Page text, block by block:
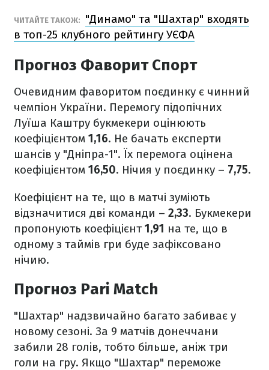
ЧИТАЙТЕ ТАКОЖ:
"Динамо" та "Шахтар" входять
в топ-25 клубного рейтингу УЄФА
Прогноз Фаворит Спорт
Очевидним фаворитом поєдинку є чинний
чемпіон України. Перемогу підопічних
Луїша Каштру букмекери оцінюють
коефіцієнтом 1,16. Не бачать експерти
шансів у "Дніпра-1". Їх перемога оцінена
коефіцієнтом 16,50. Нічия у поєдинку – 7,75.
Коефіцієнт на те, що в матчі зуміють
відзначитися дві команди – 2,33. Букмекери
пропонують коефіцієнт1,91 на те, що в
одному з таймів гри буде зафіксовано
нічию.
Прогноз Pari Match
"Шахтар" надзвичайно багато забиває у
новому сезоні. За 9 матчів донеччани
забили 28 голів, тобто більше, аніж три
голи на гру. Якщо "Шахтар" переможе